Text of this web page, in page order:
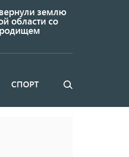
землю
области со
СПОРТ Поиск